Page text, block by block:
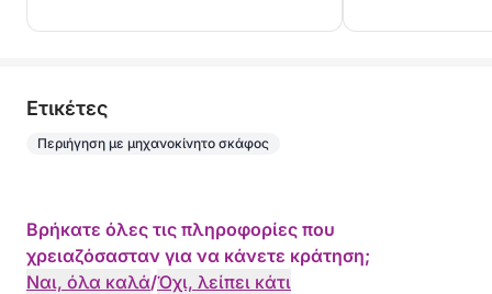
Eτικέτες
Περιήγηση με μηχανοκίνητο σκάφος
Βρήκατε όλες τις πληροφορίες που
χρειαζόσασταν για να κάνετε κράτηση;
Ναι, όλα καλά/Όχι, λείπει κάτι